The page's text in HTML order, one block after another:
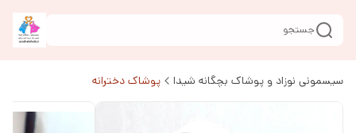
جستجو
سیسمونی نوزاد و پوشاک بچگانه شیدا پوشاک دخترانه